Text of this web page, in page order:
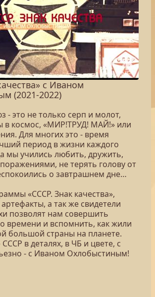
с Иваном
(2021-2022)
- это не только серп и молот,
в космос, «МИР!ТРУД! МАЙ!» или
Для многих это - время
период в жизни каждого
мы учились любить, дружить,
не терять голову от
о завтрашнем дне…
«СССР. Знак качества»,
а так же свидетели
позволят нам совершить
времени и вспомнить, как жили
большой страны на планете.
в деталях, в ЧБ и цвете, с
- с Иваном Охлобыстиным!